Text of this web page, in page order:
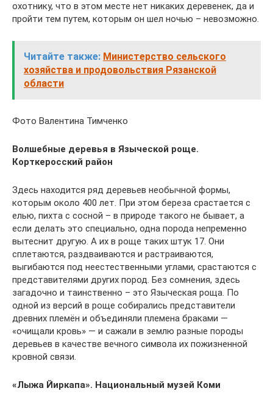
охотнику, что в этом месте нет никаких деревенек, да и
пройти тем путем, которым он шел ночью – невозможно.
Читайте также: Министерство сельского
хозяйства и продовольствия Рязанской
области
Фото Валентина Тимченко
Волшебные деревья в Языческой роще.
Корткеросский район
Здесь находится ряд деревьев необычной формы,
которым около 400 лет. При этом береза срастается с
елью, пихта с сосной – в природе такого не бывает, а
если делать это специально, одна порода непременно
вытеснит другую. А их в роще таких штук 17. Они
сплетаются, раздваиваются и растраиваются,
выгибаются под неестественными углами, срастаются с
представителями других пород. Без сомнения, здесь
загадочно и таинственно – это Языческая роща. По
одной из версий в роще собирались представители
древних племён и объединяли племена браками —
«очищали кровь» — и сажали в землю разные породы
деревьев в качестве вечного символа их пожизненной
кровной связи.
«Лыжа Йиркапа». Национальный музей Коми